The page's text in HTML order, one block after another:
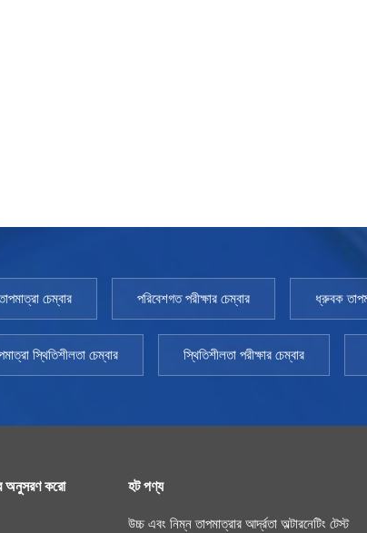
লোডের জন্য বাড়ির ভিতরে বড় ওয়ার্কস্পেস প্রয়োজন যাতে তারা নির্দিষ্ট
জুড়ে সহায়তা এবং পরিষেবা প্রোগ্রাম সরবরাহ করে। আপনি আপনার দলের
চেম্বার পরিবেশগত পরীক্ষার চেম্বার ধ্রুবক
স্থিতিশীলতা চেম্বার স্থিতিশীলতা পরীক্ষার চেম্বার
অনুসরণ করো হট পণ্য
উচ্চ এবং নিম্ন তাপমাত্রার আর্দ্রতা অল্টারনেটিং টেস্ট